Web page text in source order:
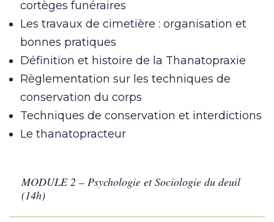
cortèges funéraires
Les travaux de cimetière : organisation et
bonnes pratiques
Définition et histoire de la Thanatopraxie
Règlementation sur les techniques de
conservation du corps
Techniques de conservation et interdictions
Le thanatopracteur
MODULE 2 – Psychologie et Sociologie du deuil
(14h)